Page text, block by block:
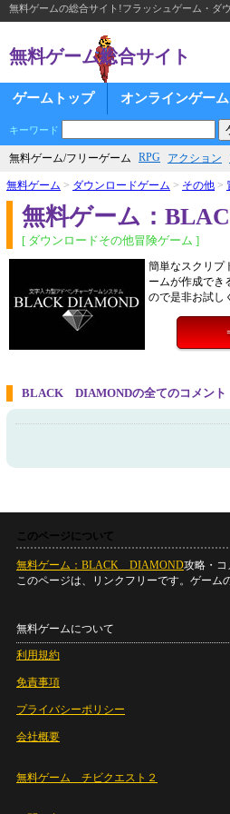
無料ゲームの総合サイト!フラッシュゲーム・ダ
無料ゲーム総合サイト
ゲームトップ オンラインゲーム
キーワード
無料ゲーム/フリーゲーム RPG アクション
無料ゲーム > ダウンロードゲーム > その他 >
無料ゲーム：
[ ダウンロードその他冒険ゲーム ]
簡単なスクリプ
ームが作成でき
ので是非お試し
BLACK DIAMONDの全てのコメント
このページについて
無料ゲーム：BLACK DIAMOND攻略・コ
このページは、リンクフリーです。ゲーム
無料ゲームについて
利用規約
免責事項
プライバシーポリシー
会社概要
無料ゲーム チビクエスト２